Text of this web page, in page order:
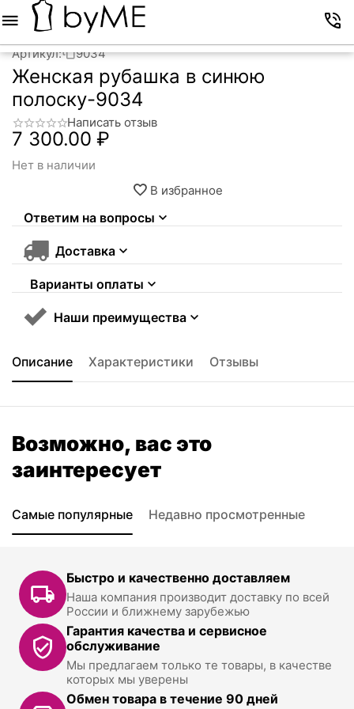
Артикул: 9034
Женская рубашка в синюю
полоску-9034
Написать отзыв
7 300.00 ₽
Нет в наличии
В избранное
Ответим на вопросы
Доставка
Варианты оплаты
Наши преимущества
Описание Характеристики Отзывы
Возможно, вас это
заинтересует
Самые популярные Недавно просмотренные
Быстро и качественно доставляем
Наша компания производит доставку по всей
России и ближнему зарубежью
Гарантия качества и сервисное
обслуживание
Мы предлагаем только те товары, в качестве
которых мы уверены
Обмен товара в течение 90 дней
Меню Корзина Контакты